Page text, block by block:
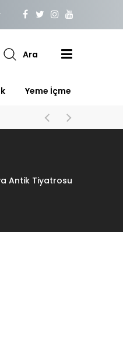
Ara
Yeme İçme
Antik Tiyatrosu